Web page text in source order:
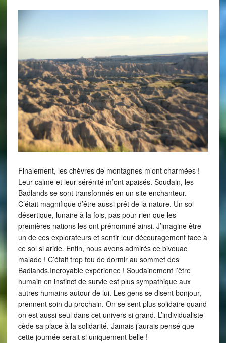
Finalement, les chèvres de montagnes m’ont charmées !
Leur calme et leur sérénité m’ont apaisés. Soudain, les
Badlands se sont transformés en un site enchanteur.
C’était magnifique d’être aussi prêt de la nature. Un sol
désertique, lunaire à la fois, pas pour rien que les
premières nations les ont prénommé ainsi. J’imagine être
un de ces explorateurs et sentir leur découragement face à
ce sol si aride. Enfin, nous avons admirés ce bivouac
malade ! C’était trop fou de dormir au sommet des
Badlands.Incroyable expérience ! Soudainement l’être
humain en instinct de survie est plus sympathique aux
autres humains autour de lui. Les gens se disent bonjour,
prennent soin du prochain. On se sent plus solidaire quand
on est aussi seul dans cet univers si grand. L’individualiste
cède sa place à la solidarité. Jamais j’aurais pensé que
cette journée serait si uniquement belle !